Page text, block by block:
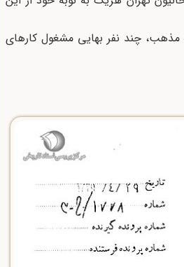
مذهب، چند نفر بهایی مشغول کارهای